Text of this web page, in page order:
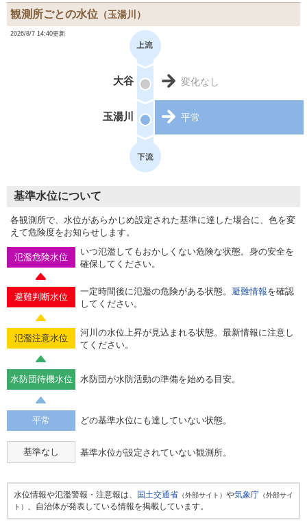
観測所ごとの水位 （玉湯川）
2026/8/7 14:40更新
大谷 変化なし
玉湯川 平常
基準水位について
各観測所で、水位があらかじめ設定された基準に達した場合に、色を変
えて危険度をお知らせします。
氾濫危険水位
いつ氾濫してもおかしくない危険な状態。身の安全を
確保してください。
避難判断水位
一定時間後に氾濫の危険がある状態。 避難情報を確認
してください。
氾濫注意水位
河川の水位上昇が見込まれる状態。最新情報に注意し
てください。
水防団待機水位 水防団が水防活動の準備を始める目安。
平常 どの基準水位にも達していない状態。
基準なし 基準水位が設定されていない観測所。
水位情報や氾濫警報・注意報は、 国土交通省 （外部サイト） や気象庁 （外部サイ
ト） 、自治体が発表している情報を掲載しています。